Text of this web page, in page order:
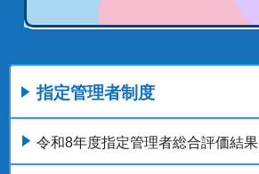
指定管理者制度
令和8年度指定管理者総合評価結果